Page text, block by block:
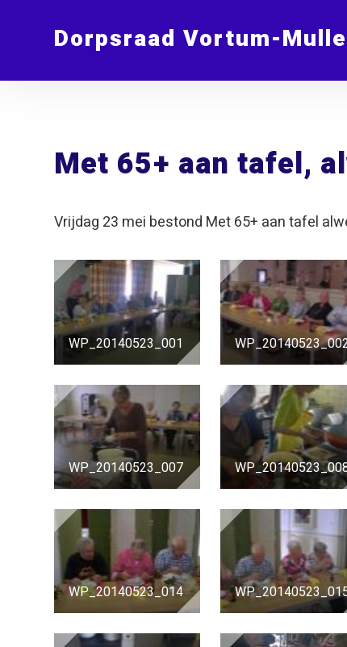
Dorpsraad Vortum-
Met 65+ aan tafel,
Vrijdag 23 mei bestond Met 65+ aan tafel
WP_20140523_001
WP_20140523_007
WP_20140523_014